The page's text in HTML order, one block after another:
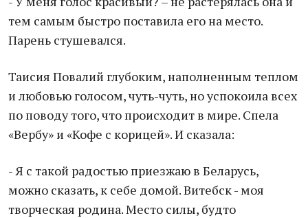
тем самым быстро поставила его на место.
Парень стушевался.
Таисия Повалий глубоким, наполненным теплом
и любовью голосом, чуть-чуть, но успокоила всех
по поводу того, что происходит в мире. Спела
«Вербу» и «Кофе с корицей». И сказала:
- Я с такой радостью приезжаю в Беларусь,
можно сказать, к себе домой. Витебск - моя
творческая родина. Место силы, будто